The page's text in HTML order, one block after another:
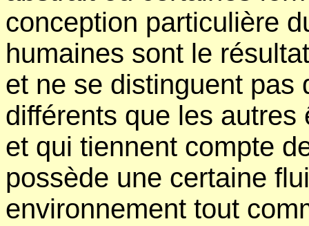
conception particulière
humaines sont le
et ne se distinguent pas
différents que les
et qui tiennent compte
possède une certaine
environnement tout